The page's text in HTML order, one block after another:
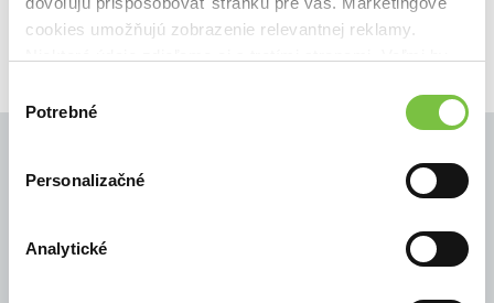
cookies umožňujú zobrazenie relevantnej reklamy.
cookies.
súhlasu
Potrebné
Personalizačné
Analytické